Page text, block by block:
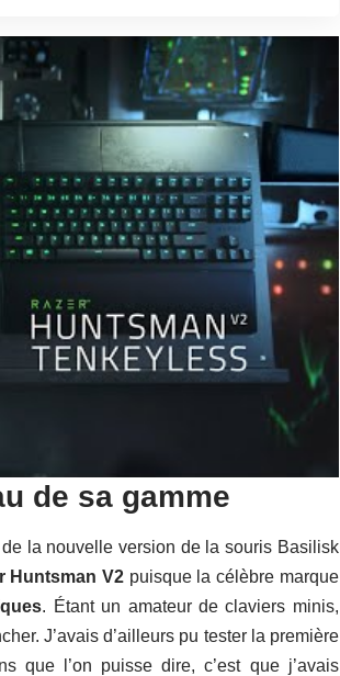
de sa gamme
la nouvelle version de la souris Basilisk
Huntsman V2 puisque la célèbre marque
. Étant un amateur de claviers minis,
J’avais d’ailleurs pu tester la première
que l’on puisse dire, c’est que j’avais